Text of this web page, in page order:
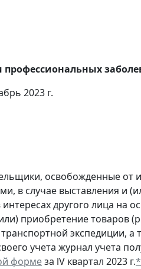
профессиональных
2023 г.
освобожденные от
в случае выставления и
другого лица на
приобретение товаров
экспедиции,
учета журнал учета
формеза lV квартал 2023 г.*